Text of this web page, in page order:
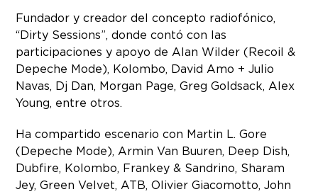
Fundador y creador del concepto radiofónico,
“Dirty Sessions”, donde contó con las
participaciones y apoyo de Alan Wilder (Recoil &
Depeche Mode), Kolombo, David Amo + Julio
Navas, Dj Dan, Morgan Page, Greg Goldsack, Alex
Young, entre otros.
Ha compartido escenario con Martin L. Gore
(Depeche Mode), Armin Van Buuren, Deep Dish,
Dubfire, Kolombo, Frankey & Sandrino, Sharam
Jey, Green Velvet, ATB, Olivier Giacomotto, John